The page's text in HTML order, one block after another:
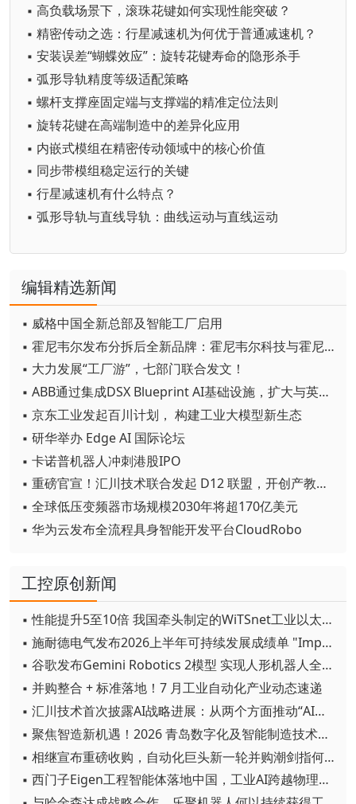
▪ 高负载场景下，滚珠花键如何实现性能突破？
▪ 精密传动之选：行星减速机为何优于普通减速机？
▪ 安装误差“蝴蝶效应”：旋转花键寿命的隐形杀手
▪ 弧形导轨精度等级适配策略
▪ 螺杆支撑座固定端与支撑端的精准定位法则
▪ 旋转花键在高端制造中的差异化应用
▪ 内嵌式模组在精密传动领域中的核心价值
▪ 同步带模组稳定运行的关键
▪ 行星减速机有什么特点？
▪ 弧形导轨与直线导轨：曲线运动与直线运动
编辑精选新闻
▪ 威格中国全新总部及智能工厂启用
▪ 霍尼韦尔发布分拆后全新品牌：霍尼韦尔科技与霍尼韦尔航空航天
▪ 大力发展“工厂游”，七部门联合发文！
▪ ABB通过集成DSX Blueprint AI基础设施，扩大与英伟达的合作
▪ 京东工业发起百川计划， 构建工业大模型新生态
▪ 研华举办 Edge AI 国际论坛
▪ 卡诺普机器人冲刺港股IPO
▪ 重磅官宣！汇川技术联合发起 D12 联盟，开创产教融合新范式
▪ 全球低压变频器市场规模2030年将超170亿美元
▪ 华为云发布全流程具身智能开发平台CloudRobo
工控原创新闻
▪ 性能提升5至10倍 我国牵头制定的WiTSnet工业以太网国际标准正式发布
▪ 施耐德电气发布2026上半年可持续发展成绩单 "Impact 2030"路线图开局稳健
▪ 谷歌发布Gemini Robotics 2模型 实现人形机器人全身智能控制突破
▪ 并购整合 + 标准落地！7 月工业自动化产业动态速递
▪ 汇川技术首次披露AI战略进展：从两个方面推动“AI业务化”落地
▪ 聚焦智造新机遇！2026 青岛数字化及智能制造技术论坛圆满落幕
▪ 相继宣布重磅收购，自动化巨头新一轮并购潮剑指何方？
▪ 西门子Eigen工程智能体落地中国，工业AI跨越物理世界“确定性”拐点